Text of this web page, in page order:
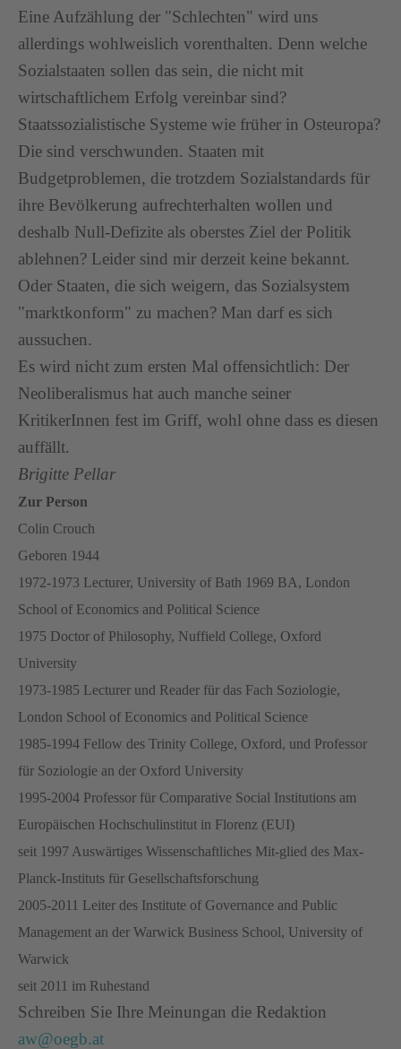
Eine Aufzählung der "Schlechten" wird uns
allerdings wohlweislich vorenthalten. Denn welche
Sozialstaaten sollen das sein, die nicht mit
wirtschaftlichem Erfolg vereinbar sind?
Staatssozialistische Systeme wie früher in Osteuropa?
Die sind verschwunden. Staaten mit
Budgetproblemen, die trotzdem Sozialstandards für
ihre Bevölkerung aufrechterhalten wollen und
deshalb Null-Defizite als oberstes Ziel der Politik
ablehnen? Leider sind mir derzeit keine bekannt.
Oder Staaten, die sich weigern, das Sozialsystem
"marktkonform" zu machen? Man darf es sich
aussuchen.
Es wird nicht zum ersten Mal offensichtlich: Der
Neoliberalismus hat auch manche seiner
KritikerInnen fest im Griff, wohl ohne dass es diesen
auffällt.
Brigitte Pellar
Zur Person
Colin Crouch
Geboren 1944
1972-1973 Lecturer, University of Bath 1969 BA, London
School of Economics and Political Science
1975 Doctor of Philosophy, Nuffield College, Oxford
University
1973-1985 Lecturer und Reader für das Fach Soziologie,
London School of Economics and Political Science
1985-1994 Fellow des Trinity College, Oxford, und Professor
für Soziologie an der Oxford University
1995-2004 Professor für Comparative Social Institutions am
Europäischen Hochschulinstitut in Florenz (EUI)
seit 1997 Auswärtiges Wissenschaftliches Mit-glied des Max-
Planck-Instituts für Gesellschaftsforschung
2005-2011 Leiter des Institute of Governance and Public
Management an der Warwick Business School, University of
Warwick
seit 2011 im Ruhestand
Schreiben Sie Ihre Meinungan die Redaktion
aw@oegb.at